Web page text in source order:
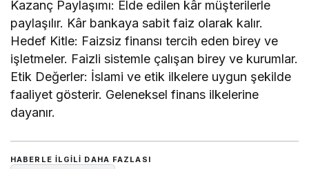
Kazanç Paylaşımı: Elde edilen kâr müşterilerle
paylaşılır. Kâr bankaya sabit faiz olarak kalır.
Hedef Kitle: Faizsiz finansı tercih eden birey ve
işletmeler. Faizli sistemle çalışan birey ve kurumlar.
Etik Değerler: İslami ve etik ilkelere uygun şekilde
faaliyet gösterir. Geleneksel finans ilkelerine
dayanır.
HABERLE ILGILI DAHA FAZLASI